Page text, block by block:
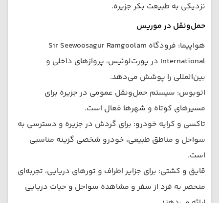
نزدیکی به طبیعت بکر جزیره.
حمل‌ونقل در موریس
هواپیما: فرودگاه Sir Seewoosagur Ramgoolam
International در پورت‌لوئیس، پروازهای داخلی و
بین‌المللی را پوشش می‌دهد.
اتوبوس: سیستم حمل‌ونقل عمومی در جزیره برای
مسیرهای کوتاه و شهرها فعال است.
تاکسی و کرایه خودرو: برای گردش در جزیره و دسترسی به
سواحل و مناطق طبیعی، خودرو شخصی گزینه مناسبی
است.
قایق و کشتی: برای جزایر اطراف و تورهای دریایی، تجربه‌ای
منحصر به فرد از سفر و مشاهده سواحل و حیات دریایی